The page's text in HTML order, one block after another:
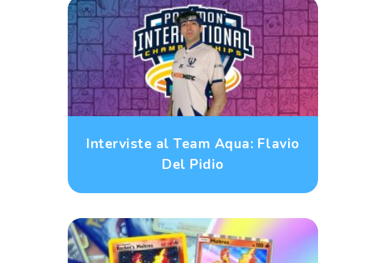
Interviste al Team Aqua: Flavio
Del Pidio